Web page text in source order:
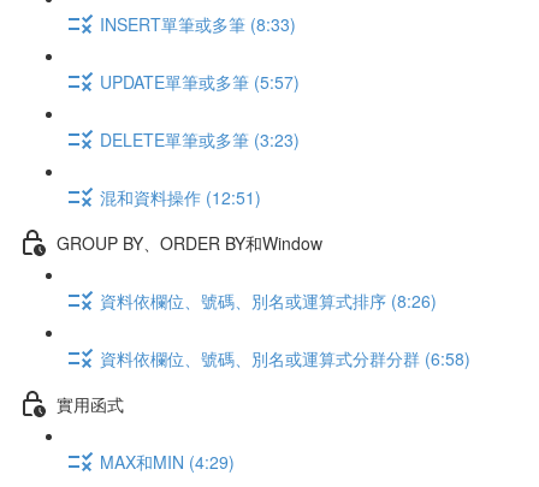
INSERT單筆或多筆 (8:33)
UPDATE單筆或多筆 (5:57)
DELETE單筆或多筆 (3:23)
混和資料操作 (12:51)
GROUP BY、ORDER BY和Window
資料依欄位、號碼、別名或運算式排序 (8:26)
資料依欄位、號碼、別名或運算式分群分群 (6:58)
實用函式
MAX和MIN (4:29)